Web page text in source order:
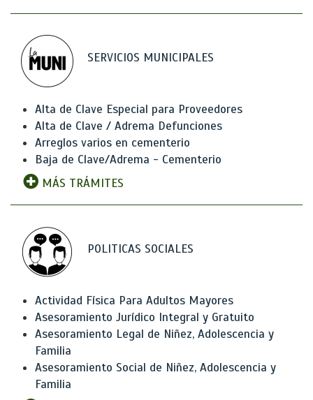
SERVICIOS MUNICIPALES
Alta de Clave Especial para Proveedores
Alta de Clave / Adrema Defunciones
Arreglos varios en cementerio
Baja de Clave/Adrema - Cementerio
MÁS TRÁMITES
POLITICAS SOCIALES
Actividad Física Para Adultos Mayores
Asesoramiento Jurídico Integral y Gratuito
Asesoramiento Legal de Niñez, Adolescencia y
Familia
Asesoramiento Social de Niñez, Adolescencia y
Familia